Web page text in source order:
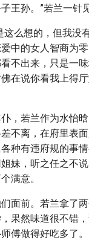
王孙。”若兰一针
这么想的，但我没
中的女人智商为
不出来，只是一
在说你看我上得
，若兰作为水怡
不离，在府里表
种有违府规的事
妹，听之任之不
满意。
面前。若兰拿了
果然味道很不错
傅做得好吃多了。